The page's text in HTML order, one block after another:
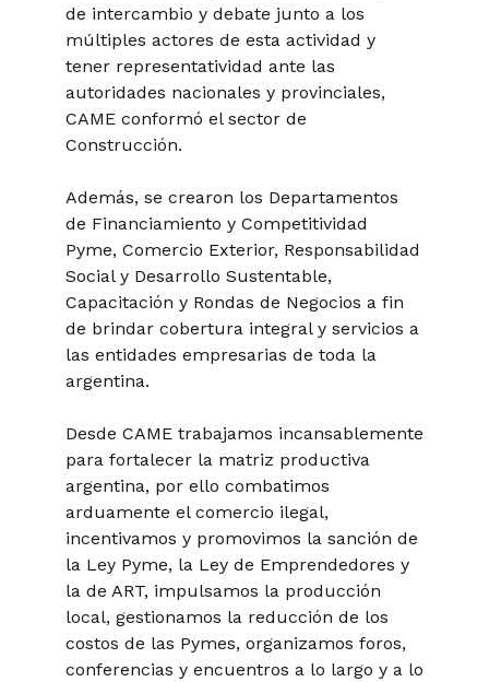
de intercambio y debate junto a los
múltiples actores de esta actividad y
tener representatividad ante las
autoridades nacionales y provinciales,
CAME conformó el sector de
Construcción.
Además, se crearon los Departamentos
de Financiamiento y Competitividad
Pyme, Comercio Exterior, Responsabilidad
Social y Desarrollo Sustentable,
Capacitación y Rondas de Negocios a fin
de brindar cobertura integral y servicios a
las entidades empresarias de toda la
argentina.
Desde CAME trabajamos incansablemente
para fortalecer la matriz productiva
argentina, por ello combatimos
arduamente el comercio ilegal,
incentivamos y promovimos la sanción de
la Ley Pyme, la Ley de Emprendedores y
la de ART, impulsamos la producción
local, gestionamos la reducción de los
costos de las Pymes, organizamos foros,
conferencias y encuentros a lo largo y a lo